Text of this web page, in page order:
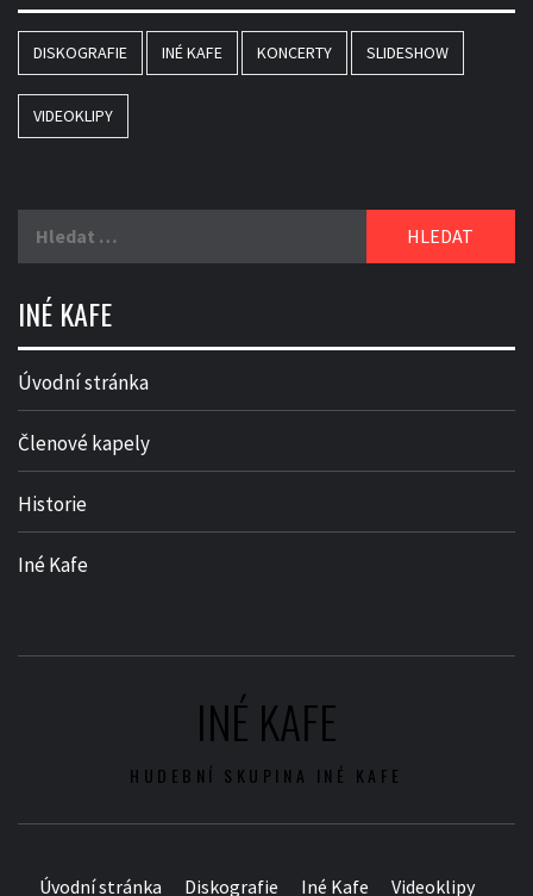
DISKOGRAFIE INÉ KAFE KONCERTY SLIDESHOW
VIDEOKLIPY
INÉ KAFE
Úvodní stránka
Členové kapely
Historie
Iné Kafe
INÉ KAFE
HUDEBNÍ SKUPINA INÉ KAFE
Úvodní stránka Diskografie Iné Kafe Videoklipy